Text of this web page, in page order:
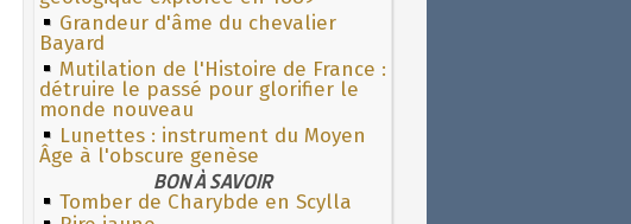
Grandeur d'âme du chevalier
Bayard
Mutilation de l'Histoire de France :
détruire le passé pour glorifier le
monde nouveau
Lunettes : instrument du Moyen
Âge à l'obscure genèse
BON À SAVOIR
Tomber de Charybde en Scylla